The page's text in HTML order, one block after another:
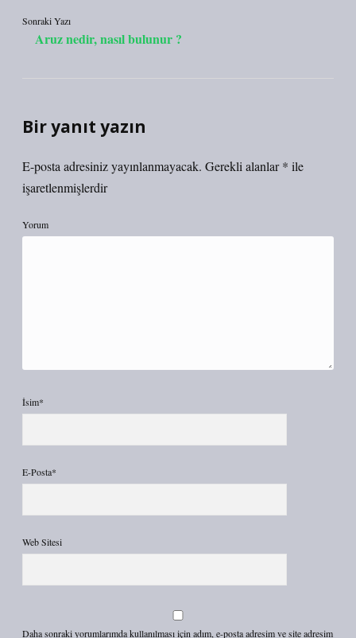
Sonraki Yazı
Aruz nedir, nasıl bulunur ?
Bir yanıt yazın
E-posta adresiniz yayınlanmayacak. Gerekli alanlar* ile
işaretlenmişlerdir
Yorum
İsim*
E-Posta*
Web Sitesi
Daha sonraki yorumlarımda kullanılması için adım, e-posta adresim ve site adresim